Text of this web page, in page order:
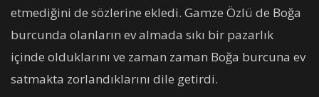
etmediğini de sözlerine ekledi. Gamze Özlü de Boğa
burcunda olanların ev almada sıkı bir pazarlık
içinde olduklarını ve zaman zaman Boğa burcuna ev
satmakta zorlandıklarını dile getirdi.